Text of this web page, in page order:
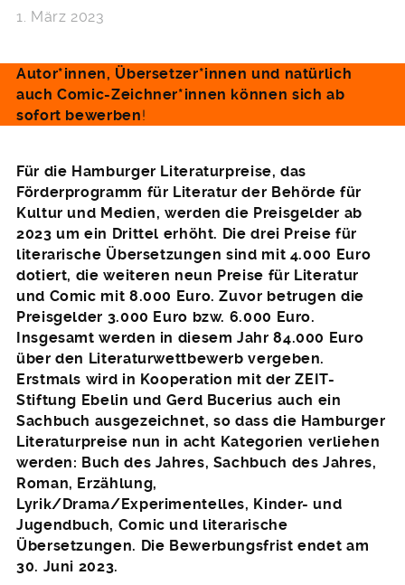
1. März 2023
Autor*innen, Übersetzer*innen und natürlich
auch Comic-Zeichner*innen können sich ab
sofort bewerben!
Für die Hamburger Literaturpreise, das
Förderprogramm für Literatur der Behörde für
Kultur und Medien, werden die Preisgelder ab
2023 um ein Drittel erhöht. Die drei Preise für
literarische Übersetzungen sind mit 4.000 Euro
dotiert, die weiteren neun Preise für Literatur
und Comic mit 8.000 Euro. Zuvor betrugen die
Preisgelder 3.000 Euro bzw. 6.000 Euro.
Insgesamt werden in diesem Jahr 84.000 Euro
über den Literaturwettbewerb vergeben.
Erstmals wird in Kooperation mit der ZEIT-
Stiftung Ebelin und Gerd Bucerius auch ein
Sachbuch ausgezeichnet, so dass die Hamburger
Literaturpreise nun in acht Kategorien verliehen
werden: Buch des Jahres, Sachbuch des Jahres,
Roman, Erzählung,
Lyrik/Drama/Experimentelles, Kinder- und
Jugendbuch, Comic und literarische
Übersetzungen. Die Bewerbungsfrist endet am
30. Juni 2023.